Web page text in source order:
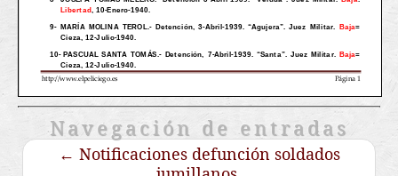
Navegación de entradas
← Notificaciones defunción soldados